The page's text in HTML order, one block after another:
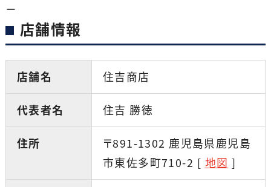
－
店舗情報
店舗名 住吉商店
代表者名 住吉 勝徳
住所
〒891-1302 鹿児島県鹿児島
市東佐多町710-2 [ 地図 ]